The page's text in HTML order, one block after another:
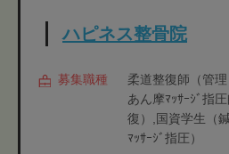
ハピネス整骨院
募集職種
柔道整復師（管
あん摩ﾏｯｻｰｼﾞ指
復）,国資学生（
ﾏｯｻｰｼﾞ指圧）